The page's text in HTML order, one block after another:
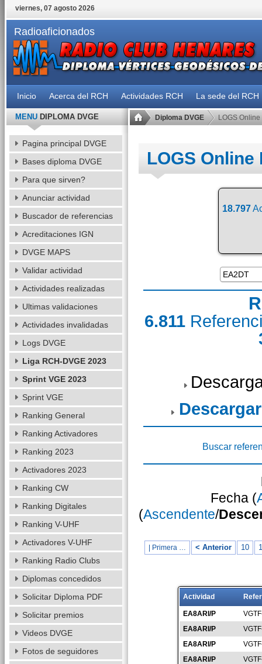
viernes, 07 agosto 2026
Radioaficionados
Inicio Acerca del RCH Actividades RCH La sede del RCH
Diploma DVGE LOGS Online
LOGS Online
18.797
6.811
Buscar
Fecha (
(Ascendente/
| Primera … < Anterior 10
Actividad
EA8ARI/P
EA8ARI/P
EA8ARI/P
EA8ARI/P
MENUDIPLOMA DVGE
Pagina principal DVGE
Bases diploma DVGE
Para que sirven?
Anunciar actividad
Buscador de referencias
Acreditaciones IGN
DVGE MAPS
Validar actividad
Actividades realizadas
Ultimas validaciones
Actividades invalidadas
Logs DVGE
Liga RCH-DVGE 2023
Sprint VGE 2023
Sprint VGE
Ranking General
Ranking Activadores
Ranking 2023
Activadores 2023
Ranking CW
Ranking Digitales
Ranking V-UHF
Activadores V-UHF
Ranking Radio Clubs
Diplomas concedidos
Solicitar Diploma PDF
Solicitar premios
Videos DVGE
Fotos de seguidores